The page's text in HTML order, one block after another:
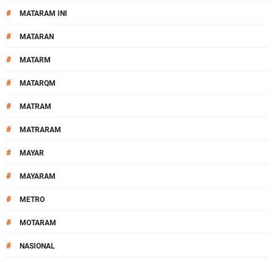
# MATARAM INI
# MATARAN
# MATARM
# MATARQM
# MATRAM
# MATRARAM
# MAYAR
# MAYARAM
# METRO
# MOTARAM
# NASIONAL